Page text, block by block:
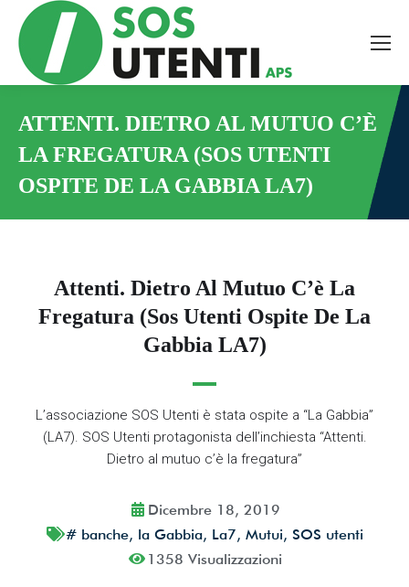
ATTENTI. DIETRO AL MUTUO C’È
LA FREGATURA (SOS UTENTI
OSPITE DE LA GABBIA LA7)
Attenti. Dietro Al Mutuo C’è La
Fregatura (Sos Utenti Ospite De La
Gabbia LA7)
L’associazione SOS Utenti è stata ospite a “La Gabbia”
(LA7). SOS Utenti protagonista dell’inchiesta “Attenti.
Dietro al mutuo c’è la fregatura”
Dicembre 18, 2019
# banche, la Gabbia, La7, Mutui, SOS utenti
1358 Visualizzazioni
Tutte le novità dal mondo
della tutela bancaria,
ambientale e sanitaria, a
portata di mano!
il potere dell’informazione.
Email*
Accetto le condizioni per il trattamento dei
dati*
Iscriviti ora!
Powered byARForms(Unlicensed)